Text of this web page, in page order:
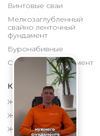
Винтовые сваи
Мелкозаглубленный
свайно ленточный
фундамент
Буронабивные
Столбчатый фундамент
Каталог
ЖБИ 150х150 мм
ЖБИ 200х200 мм
ЖБИ 300х300 мм